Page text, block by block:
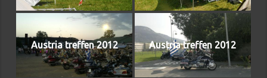
Austria treffen 2012 Austria treffen 2012